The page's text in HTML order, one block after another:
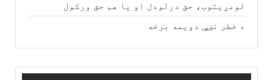
لومړیتوب، حق درلودل او یا هم حق ورکول
د خطر نښې دویمه برخه